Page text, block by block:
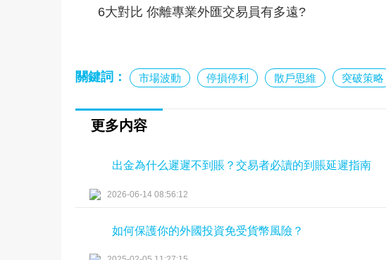
6大對比 你離專業外匯交易員有多遠?
關鍵詞： 市場波動 停損停利 散戶思維 突破策略
更多内容
出金為什么遲遲不到賬？交易者必讀的到賬延遲指南
2026-06-14 08:56:12
如何保護你的外國投資免受貨幣風險？